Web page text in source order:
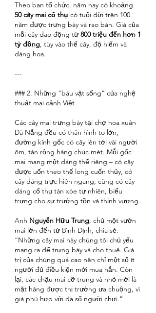
50 cây mai cổ thụ có tuổi đời trên 100
năm được trưng bày và rao bán. Giá của
mỗi cây dao động từ 800 triệu đến hơn 1
tỷ đồng , tùy vào thế cây, độ hiếm và
dáng hoa.
---
### 2. Những “báu vật sống” của nghệ
thuật mai cảnh Việt
Các cây mai trưng bày tại chợ hoa xuân
Đà Nẵng đều có thân hình to lớn,
đường kính gốc có cây lên tới vài người
ôm, tán rộng hàng chục mét. Mỗi gốc
mai mang một dáng thế riêng – có cây
được uốn theo thế long cuốn thủy, có
cây dáng trực hiên ngang, cũng có cây
dáng cổ thụ tán xòe tự nhiên, biểu
trưng cho sự trường tồn và thịnh vượng.
Anh Nguyễn Hữu Trung , chủ một vườn
mai lớn đến từ Bình Định, chia sẻ:
“Những cây mai này chúng tôi chủ yếu
mang ra để trưng bày và cho thuê. Giá
trị của chúng quá cao nên chỉ một số ít
người đủ điều kiện mới mua hẳn. Còn
lại, các chậu mai cỡ trung và nhỏ mới là
mặt hàng được thị trường ưa chuộng, vì
giá phù hợp với đa số người chơi.”